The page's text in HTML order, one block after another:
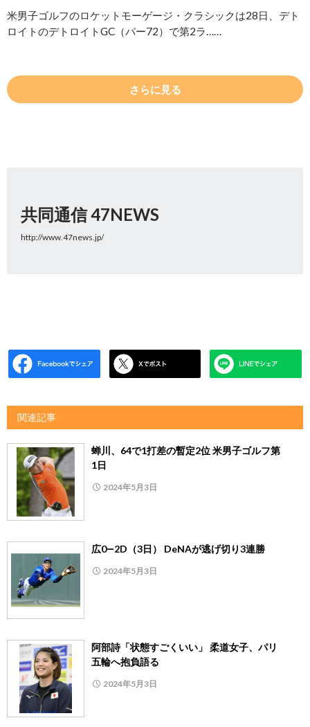
米男子ゴルフのロケットモーゲージ・クラシックは28日、デト
ロイトのデトロイトGC（パー72）で第2ラ……
さらに見る
共同通信 47NEWS
http://www.47news.jp/
関連記事
蝉川、64で1打差の暫定2位 米男子ゴルフ第
1日
2024年5月3日
広0―2D（3日） DeNAが逃げ切り3連勝
2024年5月3日
阿部詩「状態すごくいい」 柔道女子、パリ
五輪へ抱負語る
2024年5月3日